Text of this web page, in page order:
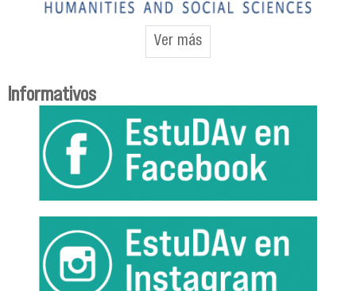
Ver más
Informativos